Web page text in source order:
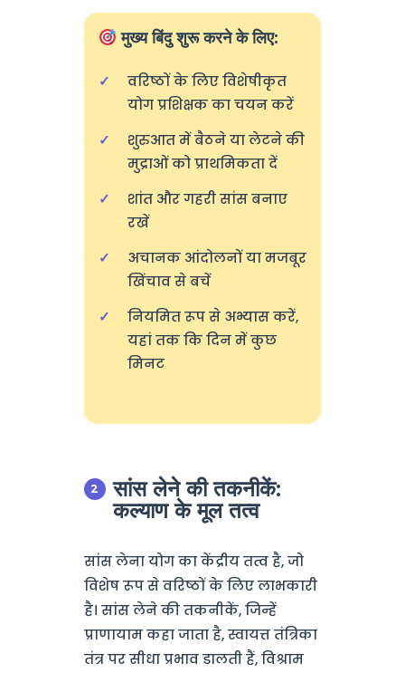
मुख्य बिंदु शुरू करने के लिए:
वरिष्ठों के लिए विशेषीकृत
योग प्रशिक्षक का चयन करें
शुरुआत में बैठने या लेटने की
मुद्राओं को प्राथमिकता दें
शांत और गहरी सांस बनाए
रखें
अचानक आंदोलनों या मजबूर
खिंचाव से बचें
नियमित रूप से अभ्यास करें,
यहां तक कि दिन में कुछ
मिनट
सांस लेने की तकनीकें:
कल्याण के मूल तत्व
सांस लेना योग का केंद्रीय तत्व है, जो
विशेष रूप से वरिष्ठों के लिए लाभकारी
है। सांस लेने की तकनीकें, जिन्हें
प्राणायाम कहा जाता है, स्वायत्त तंत्रिका
तंत्र पर सीधा प्रभाव डालती हैं, विश्राम